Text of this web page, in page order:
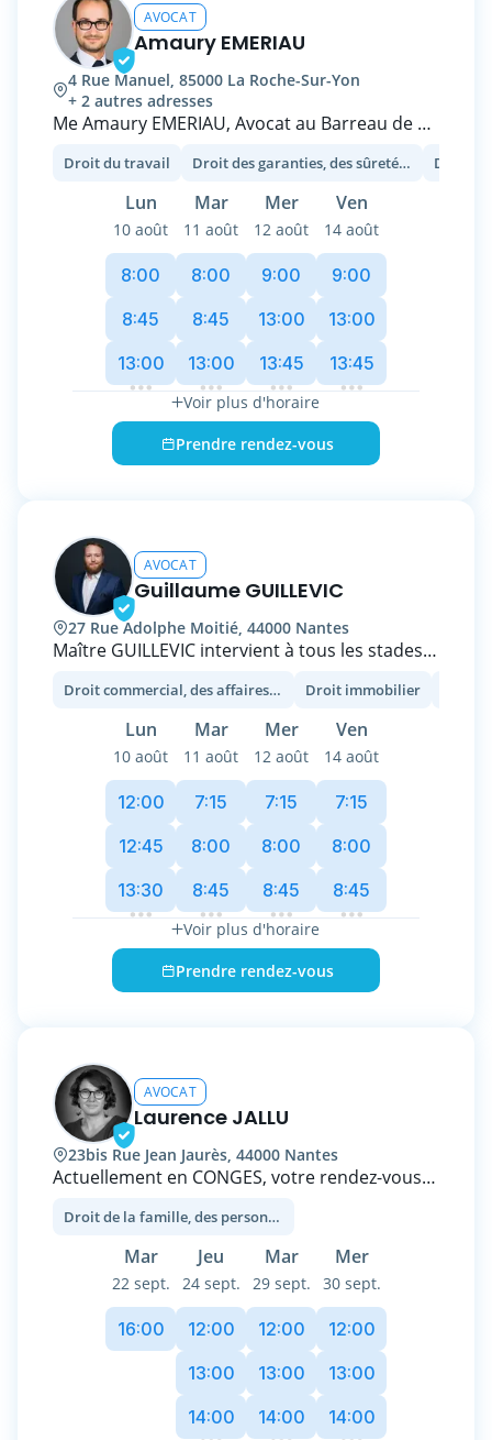
AVOCAT
Amaury EMERIAU
4 Rue Manuel, 85000 La Roche-Sur-Yon
+ 2 autres adresses
Me Amaury EMERIAU, Avocat au Barreau de LA
barreaux OUEST AVOCATS CONSEILS, vous
accompagne dans le cadre de vos litiges en
droit bancaire et recouvrement de créances,
matière de voies d'exécution (saisies
immobilières, mobilière, expulsion...), et en
droit du travail.
Droit du travail Droit des garanties, des sûretés et des mesures d’exécution Droit
Lun Mar Mer Ven
10 août 11 août 12 août 14 août
8:00
8:45
13:00
8:00
8:45
13:00
9:00
13:00
13:45
9:00
13:00
13:45
Voir plus d'horaire
Prendre rendez-vous
AVOCAT
Guillaume GUILLEVIC
27 Rue Adolphe Moitié, 44000 Nantes
Maître GUILLEVIC intervient à tous les stades
entreprises : de la genèse du projet à son
accomplissement, en passant par les
éventuelles difficultés qu’elles pourront
Ainsi, il les conseille et les défend dans le
cadre de leurs précontentieux et contentieux,
et accompagne leurs dirigeants et associés
dans la sauvegarde de leurs intérêts
patrimoniaux.
Titulaire d’une formation en droit des affaires,
enrichie par une expérience significative dans
accompagner sur toutes vos problématiques
métier.
Droit commercial, des affaires et de la concurrence Droit immobilier
Lun Mar Mer Ven
10 août 11 août 12 août 14 août
12:00
12:45
13:30
7:15
8:00
8:45
7:15
8:00
8:45
7:15
8:00
8:45
Voir plus d'horaire
Prendre rendez-vous
AVOCAT
Laurence JALLU
23bis Rue Jean Jaurès, 44000 Nantes
Actuellement en CONGES, votre rendez-vous
Avocat Spécialiste en droit de la famille, des
personnes et du patrimoine
Privilégiant la résolution amiable des
différends en droit de la famille, je saurai
également vous conseiller et vous
accompagner pour faire valoir vos droits dans
un cadre judiciaire.
Avocate depuis 2000, mes compétences ont
Droit de la famille, des personnes et de leur patrimoine
Mar Jeu Mar Mer
22 sept. 24 sept. 29 sept. 30 sept.
16:00
12:00
13:00
14:00
12:00
13:00
14:00
12:00
13:00
14:00